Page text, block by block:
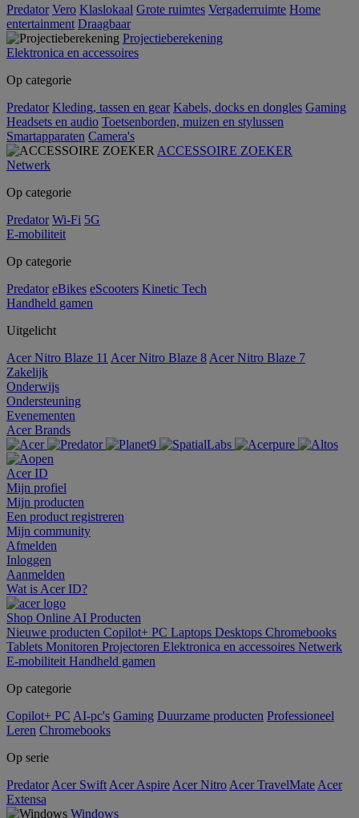
Predator Vero Klaslokaal Grote ruimtes Vergaderruimte Home
entertainment Draagbaar
Projectieberekening
Elektronica en accessoires
Op categorie
Predator Kleding, tassen en gear Kabels, docks en dongles Gaming
Headsets en audio Toetsenborden, muizen en stylussen
Smartapparaten Camera's
ACCESSOIRE ZOEKER
Netwerk
Op categorie
Predator Wi-Fi 5G
E-mobiliteit
Op categorie
Predator eBikes eScooters Kinetic Tech
Handheld gamen
Uitgelicht
Acer Nitro Blaze 11 Acer Nitro Blaze 8 Acer Nitro Blaze 7
Zakelijk
Onderwijs
Ondersteuning
Evenementen
Acer Brands
Acer ID
Mijn profiel
Mijn producten
Een product registreren
Mijn community
Afmelden
Inloggen
Aanmelden
Wat is Acer ID?
Shop Online AI Producten
Nieuwe producten Copilot+ PC Laptops Desktops Chromebooks
Tablets Monitoren Projectoren Elektronica en accessoires Netwerk
E-mobiliteit Handheld gamen
Op categorie
Copilot+ PC AI-pc's Gaming Duurzame producten Professioneel
Leren Chromebooks
Op serie
Predator Acer Swift Acer Aspire Acer Nitro Acer TravelMate Acer
Extensa
Windows